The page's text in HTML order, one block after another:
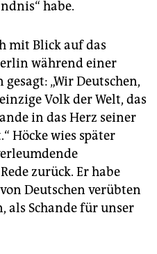
habe.
mit Blick auf das
während einer
„Wir Deutschen,
Volk der Welt, das
in das Herz seiner
Höcke wies später
zurück. Er habe
Deutschen verübten
als Schande für unser